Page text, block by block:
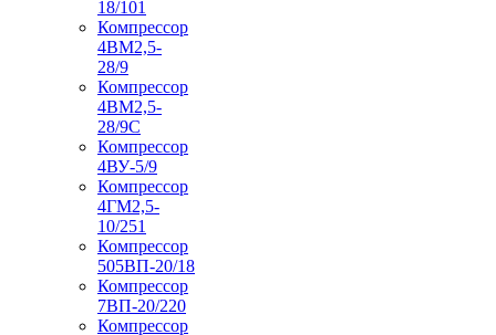
18/101
Компрессор
4ВМ2,5-
28/9
Компрессор
4ВМ2,5-
28/9С
Компрессор
4ВУ-5/9
Компрессор
4ГМ2,5-
10/251
Компрессор
505ВП-20/18
Компрессор
7ВП-20/220
Компрессор